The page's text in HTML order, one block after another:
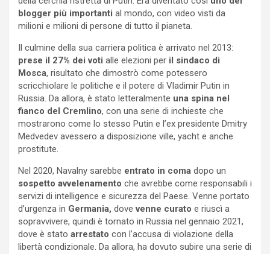
blogger più importanti al mondo, con video visti da
milioni e milioni di persone di tutto il pianeta.
Il culmine della sua carriera politica è arrivato nel 2013:
prese il 27% dei voti alle elezioni per il sindaco di
Mosca, risultato che dimostrò come potessero
scricchiolare le politiche e il potere di Vladimir Putin in
Russia. Da allora, è stato letteralmente una spina nel
fianco del Cremlino, con una serie di inchieste che
mostrarono come lo stesso Putin e l’ex presidente Dmitry
Medvedev avessero a disposizione ville, yacht e anche
prostitute.
Nel 2020, Navalny sarebbe entrato in coma dopo un
sospetto avvelenamento che avrebbe come responsabili i
servizi di intelligence e sicurezza del Paese. Venne portato
d’urgenza in Germania, dovevenne curato e riuscì a
sopravvivere, quindi è tornato in Russia nel gennaio 2021,
dove è stato arrestato con l’accusa di violazione della
libertà condizionale. Da allora, ha dovuto subire una serie di